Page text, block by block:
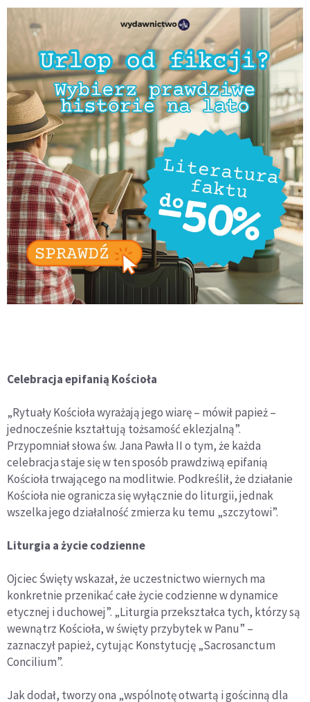
Celebracja epifanią Kościoła
„Rytuały Kościoła wyrażają jego wiarę – mówił papież –
jednocześnie kształtują tożsamość eklezjalną”.
Przypomniał słowa św. Jana Pawła II o tym, że każda
celebracja staje się w ten sposób prawdziwą epifanią
Kościoła trwającego na modlitwie. Podkreślił, że działanie
Kościoła nie ogranicza się wyłącznie do liturgii, jednak
wszelka jego działalność zmierza ku temu „szczytowi”.
Liturgia a życie codzienne
Ojciec Święty wskazał, że uczestnictwo wiernych ma
konkretnie przenikać całe życie codzienne w dynamice
etycznej i duchowej”. „Liturgia przekształca tych, którzy są
wewnątrz Kościoła, w święty przybytek w Panu” –
zaznaczył papież, cytując Konstytucję „Sacrosanctum
Concilium”.
Jak dodał, tworzy ona „wspólnotę otwartą i gościnną dla